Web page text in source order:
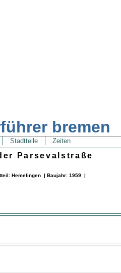
bremen
Stadtteile Zeiten
Parsevalstraße
Hemelingen | Baujahr: 1959 |